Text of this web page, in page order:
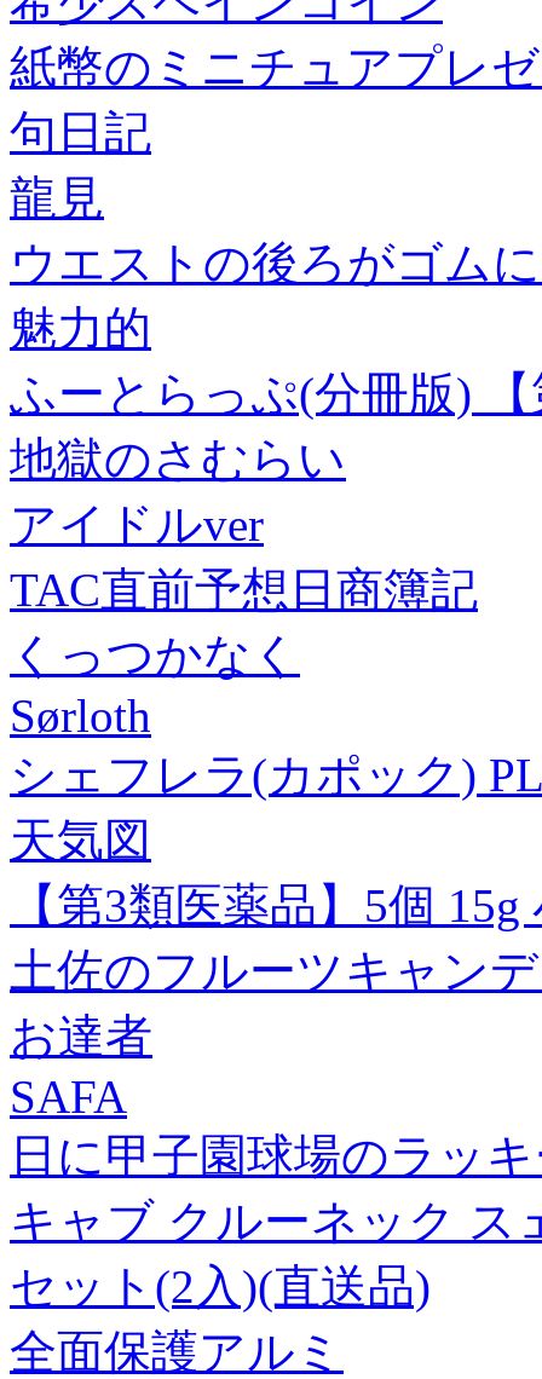
紙幣のミニチュアプレ
句日記
龍見
ウエストの後ろがゴム
魅力的
ふーとらっぷ(分冊版) 【
地獄のさむらい
アイドルver
TAC直前予想日商簿記
くっつかなく
Sørloth
シェフレラ(カポック)
天気図
【第3類医薬品】5個
土佐のフルーツキャン
お達者
SAFA
日に甲子園球場のラッ
キャブ クルーネック ス
セット(2入)(直送品)
全面保護アルミ